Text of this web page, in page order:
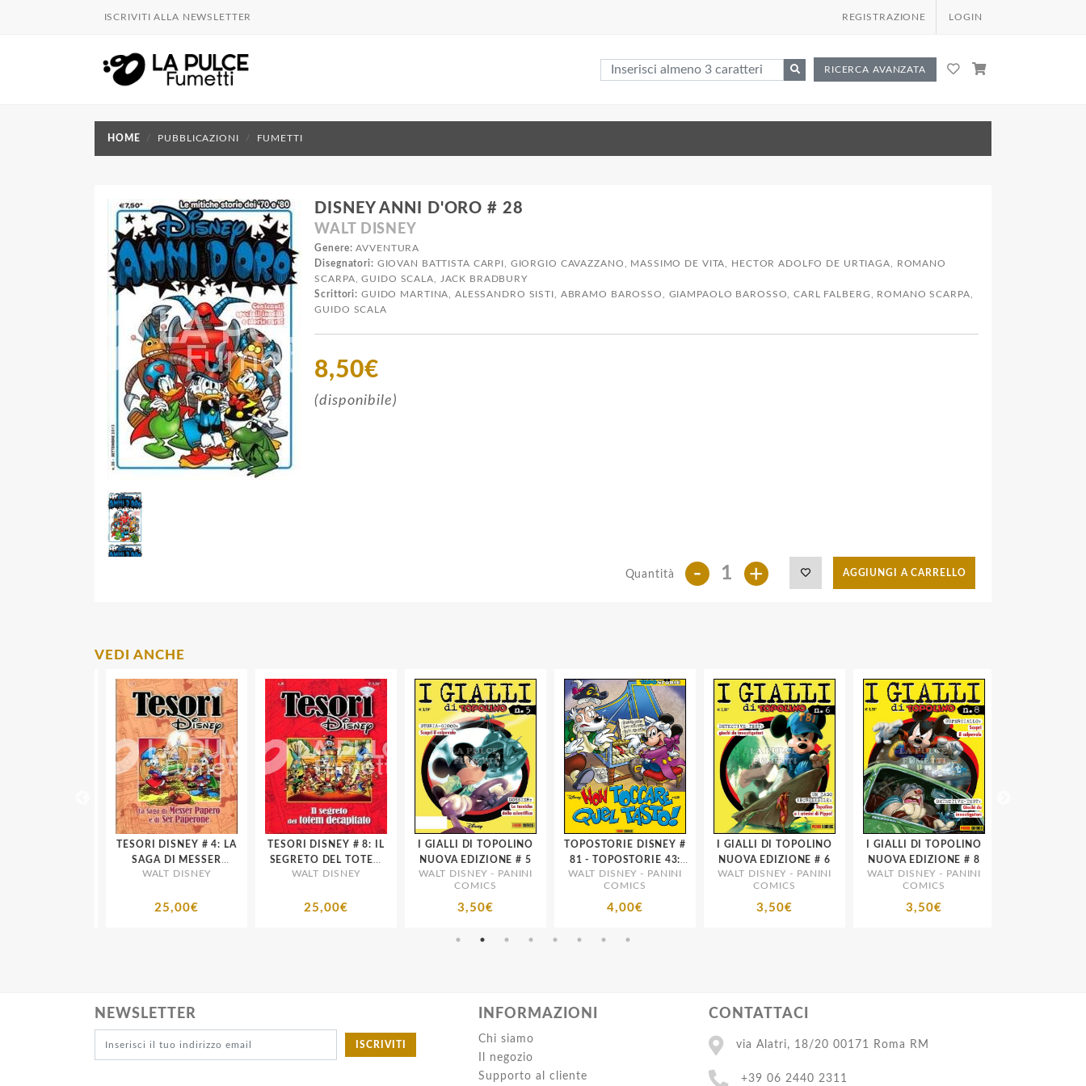
ISCRIVITI ALLA NEWSLETTER REGISTRAZIONE LOGIN
RICERCA AVANZATA
HOME PUBBLICAZIONI FUMETTI
DISNEY ANNI D'ORO # 28
WALT DISNEY
Genere: AVVENTURA
Disegnatori: GIOVAN BATTISTA CARPI, GIORGIO CAVAZZANO, MASSIMO DE VITA, HECTOR ADOLFO DE URTIAGA, ROMANO
SCARPA, GUIDO SCALA, JACK BRADBURY
Scrittori: GUIDO MARTINA, ALESSANDRO SISTI, ABRAMO BAROSSO, GIAMPAOLO BAROSSO, CARL FALBERG, ROMANO SCARPA,
GUIDO SCALA
8,50€
(disponibile)
Quantità - + AGGIUNGI A CARRELLO
VEDI ANCHE
TESORI DISNEY # 4: LA
SAGA DI MESSER
PAPERO E DI SER
WALT DISNEY
25,00€
TESORI DISNEY # 8: IL
SEGRETO DEL TOTEM
DECAPITATO
WALT DISNEY
25,00€
I GIALLI DI TOPOLINO
NUOVA EDIZIONE # 5
WALT DISNEY - PANINI
COMICS
3,50€
TOPOSTORIE DISNEY #
81 - TOPOSTORIE 43:
NON TOCCARE QUEL
TASTO!
WALT DISNEY - PANINI
COMICS
4,00€
I GIALLI DI TOPOLINO
NUOVA EDIZIONE # 6
WALT DISNEY - PANINI
COMICS
3,50€
I GIALLI DI TOPOLINO
NUOVA EDIZIONE # 8
WALT DISNEY - PANINI
COMICS
3,50€
NEWSLETTER
ISCRIVITI
INFORMAZIONI
Chi siamo
Il negozio
Supporto al cliente
CONTATTACI
via Alatri, 18/20 00171 Roma RM
+39 06 2440 2311